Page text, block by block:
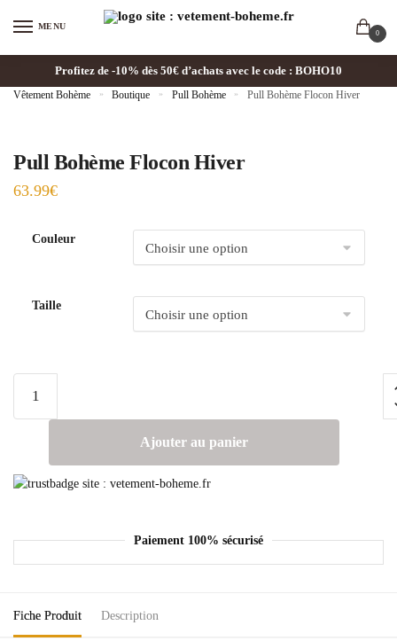
MENU
0
Profitez de -10% dès 50€ d’achats avec le code : BOHO10
Vêtement Bohème » Boutique » Pull Bohème » Pull Bohème Flocon Hiver
Pull Bohème Flocon Hiver
63.99€
Couleur
Taille
Ajouter au panier
Paiement 100% sécurisé
Fiche Produit Description